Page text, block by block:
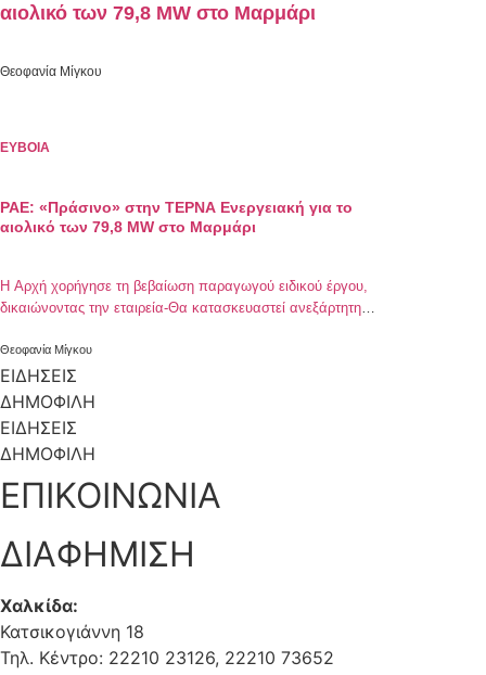
αιολικό των 79,8 MW στο Μαρμάρι
Θεοφανία Μίγκου
ΕΥΒΟΙΑ
ΡΑΕ: «Πράσινο» στην ΤΕΡΝΑ Ενεργειακή για το
αιολικό των 79,8 MW στο Μαρμάρι
Η Αρχή χορήγησε τη βεβαίωση παραγωγού ειδικού έργου,
δικαιώνοντας την εταιρεία-Θα κατασκευαστεί ανεξάρτητη
Θεοφανία Μίγκου
ΕΙΔΗΣΕΙΣ
ΔΗΜΟΦΙΛΗ
ΕΙΔΗΣΕΙΣ
ΔΗΜΟΦΙΛΗ
ΕΠΙΚΟΙΝΩΝΙΑ
ΔΙΑΦΗΜΙΣΗ
Χαλκίδα:
Κατσικογιάννη 18
Τηλ. Κέντρο: 22210 23126, 22210 73652